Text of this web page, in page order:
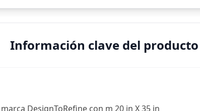
Información clave del producto
DesignToRefine con m 20 in X 35 in